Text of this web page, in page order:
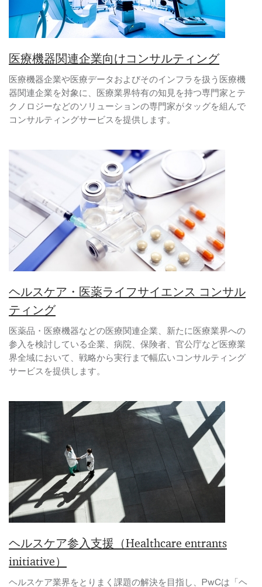
医療機器関連企業向けコンサルティング
医療機器企業や医療データおよびそのインフラを扱う医療機
器関連企業を対象に、医療業界特有の知見を持つ専門家とテ
クノロジーなどのソリューションの専門家がタッグを組んで
コンサルティングサービスを提供します。
ヘルスケア・医薬ライフサイエンス コンサル
ティング
医薬品・医療機器などの医療関連企業、新たに医療業界への
参入を検討している企業、病院、保険者、官公庁など医療業
界全域において、戦略から実行まで幅広いコンサルティング
サービスを提供します。
ヘルスケア参入支援（Healthcare entrants
initiative）
ヘルスケア業界をとりまく課題の解決を目指し、PwCは「ヘ